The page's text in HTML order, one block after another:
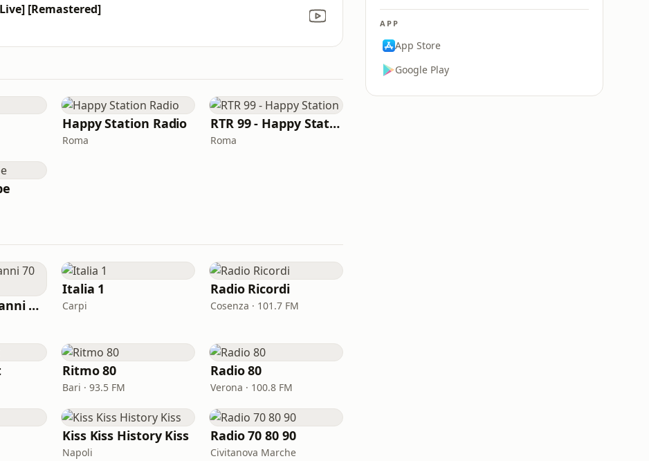
[Remastered]
Happy Station Radio
Roma
RTR 99 - Happy Station
Roma
CLASSIC HITS anni 70 80 90
Italia 1
Carpi
Radio Ricordi
Cosenza · 101.7 FM
Ritmo 80
Bari · 93.5 FM
Radio 80
Verona · 100.8 FM
Kiss Kiss History Kiss
Napoli
Radio 70 80 90
Civitanova Marche
APP
App Store
Google Play